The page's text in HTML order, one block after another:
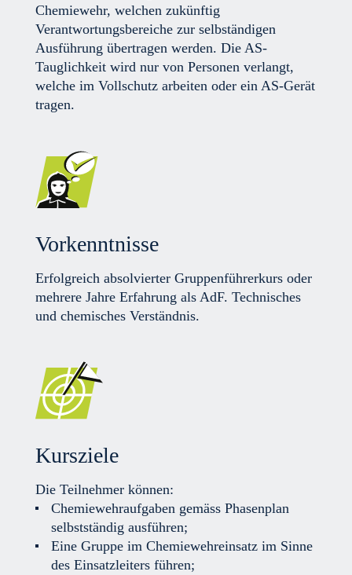
Chemiewehr, welchen zukünftig
Verantwortungsbereiche zur selbständigen
Ausführung übertragen werden. Die AS-
Tauglichkeit wird nur von Personen verlangt,
welche im Vollschutz arbeiten oder ein AS-Gerät
tragen.
Vorkenntnisse
Erfolgreich absolvierter Gruppenführerkurs oder
mehrere Jahre Erfahrung als AdF. Technisches
und chemisches Verständnis.
Kursziele
Die Teilnehmer können:
Chemiewehraufgaben gemäss Phasenplan
selbstständig ausführen;
Eine Gruppe im Chemiewehreinsatz im Sinne
des Einsatzleiters führen;